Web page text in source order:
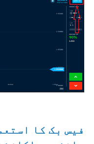
فیس بک کا